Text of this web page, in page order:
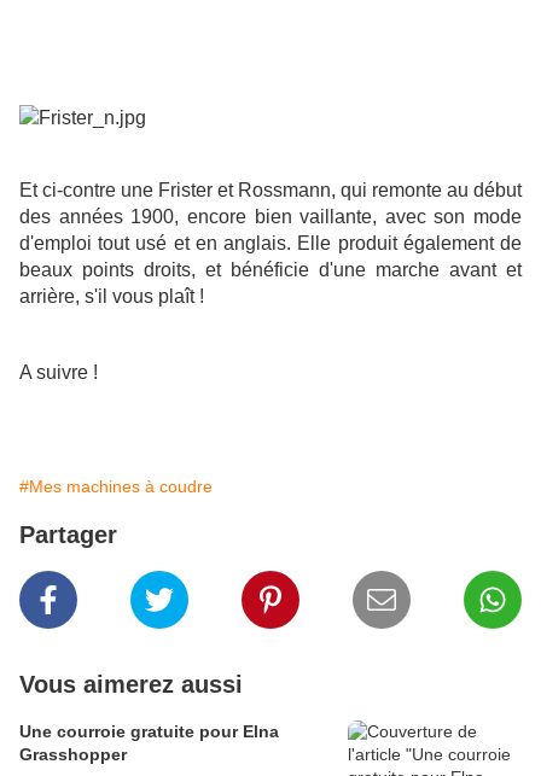
Et ci-contre une Frister et Rossmann, qui remonte au début
des années 1900, encore bien vaillante, avec son mode
d'emploi tout usé et en anglais. Elle produit également de
beaux points droits, et bénéficie d'une marche avant et
arrière, s'il vous plaît !
A suivre !
#Mes machines à coudre
Partager
Vous aimerez aussi
Une courroie gratuite pour Elna
Grasshopper